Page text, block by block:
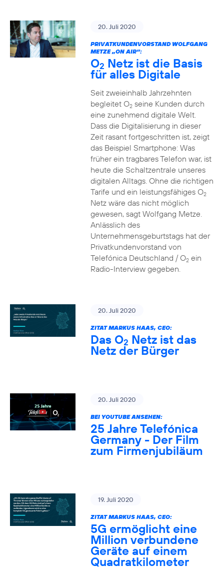
20. Juli 2020
PRIVATKUNDENVORSTAND WOLFGANG
METZE „ON AIR“:
O2 Netz ist die Basis
für alles Digitale
Seit zweieinhalb Jahrzehnten
begleitet O2seine Kunden durch
eine zunehmend digitale Welt.
Dass die Digitalisierung in dieser
Zeit rasant fortgeschritten ist, zeigt
das Beispiel Smartphone: Was
früher ein tragbares Telefon war, ist
heute die Schaltzentrale unseres
digitalen Alltags. Ohne die richtigen
Tarife und ein leistungsfähiges O2
Netz wäre das nicht möglich
gewesen, sagt Wolfgang Metze.
Anlässlich des
Unternehmensgeburtstags hat der
Privatkundenvorstand von
Telefónica Deutschland / O2ein
Radio-Interview gegeben.
20. Juli 2020
ZITAT MARKUS HAAS, CEO:
Das O2 Netz ist das
Netz der Bürger
20. Juli 2020
BEI YOUTUBE ANSEHEN:
25 Jahre Telefónica
Germany - Der Film
zum Firmenjubiläum
19. Juli 2020
ZITAT MARKUS HAAS, CEO:
5G ermöglicht eine
Million verbundene
Geräte auf einem
Quadratkilometer